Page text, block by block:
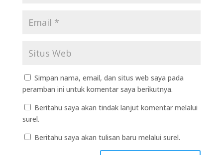
Simpan nama, email, dan situs web saya pada
peramban ini untuk komentar saya berikutnya.
Beritahu saya akan tindak lanjut komentar melalui
surel.
Beritahu saya akan tulisan baru melalui surel.